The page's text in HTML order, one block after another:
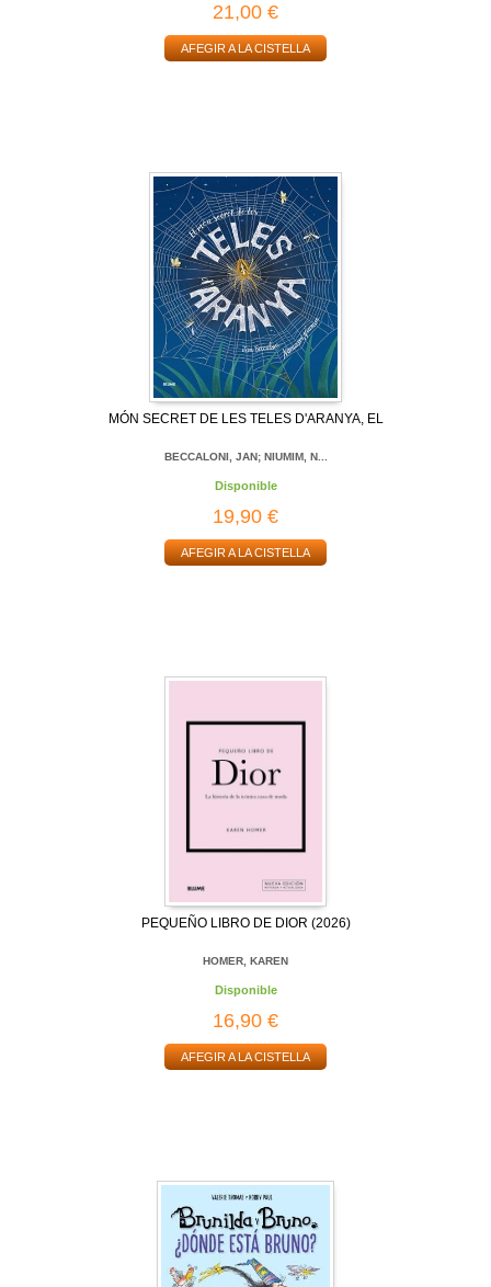
21,00 €
AFEGIR A LA CISTELLA
MÓN SECRET DE LES TELES D'ARANYA, EL
BECCALONI, JAN; NIUMIM, N...
Disponible
19,90 €
AFEGIR A LA CISTELLA
PEQUEÑO LIBRO DE DIOR (2026)
HOMER, KAREN
Disponible
16,90 €
AFEGIR A LA CISTELLA